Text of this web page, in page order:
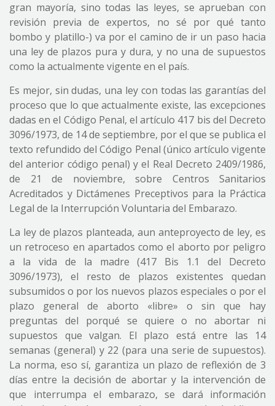
gran mayoría, sino todas las leyes, se aprueban con
revisión previa de expertos, no sé por qué tanto
bombo y platillo-) va por el camino de ir un paso hacia
una ley de plazos pura y dura, y no una de supuestos
como la actualmente vigente en el país.
Es mejor, sin dudas, una ley con todas las garantías del
proceso que lo que actualmente existe, las excepciones
dadas en el Código Penal, el artículo 417 bis del Decreto
3096/1973, de 14 de septiembre, por el que se publica el
texto refundido del Código Penal (único artículo vigente
del anterior código penal) y el Real Decreto 2409/1986,
de 21 de noviembre, sobre Centros Sanitarios
Acreditados y Dictámenes Preceptivos para la Práctica
Legal de la Interrupción Voluntaria del Embarazo.
La ley de plazos planteada, aun anteproyecto de ley, es
un retroceso en apartados como el aborto por peligro
a la vida de la madre (417 Bis 1.1 del Decreto
3096/1973), el resto de plazos existentes quedan
subsumidos o por los nuevos plazos especiales o por el
plazo general de aborto «libre» o sin que hay
preguntas del porqué se quiere o no abortar ni
supuestos que valgan. El plazo está entre las 14
semanas (general) y 22 (para una serie de supuestos).
La norma, eso sí, garantiza un plazo de reflexión de 3
días entre la decisión de abortar y la intervención de
que interrumpa el embarazo, se dará información